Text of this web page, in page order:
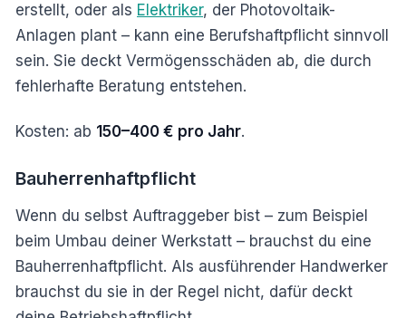
erstellt, oder als Elektriker, der Photovoltaik-
Anlagen plant – kann eine Berufshaftpflicht sinnvoll
sein. Sie deckt Vermögensschäden ab, die durch
fehlerhafte Beratung entstehen.
Kosten: ab 150–400 € pro Jahr.
Bauherrenhaftpflicht
Wenn du selbst Auftraggeber bist – zum Beispiel
beim Umbau deiner Werkstatt – brauchst du eine
Bauherrenhaftpflicht. Als ausführender Handwerker
brauchst du sie in der Regel nicht, dafür deckt